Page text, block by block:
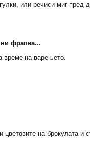
или речиси миг пред
фрапеа...
време на варењето.
цветовите на брокулата и